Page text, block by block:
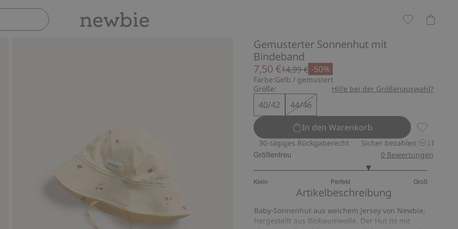
Gemusterter Sonnenhut mit
Bindeband
7,50 €14,99 € -50%
Farbe:Gelb / gemustert
Größe:
Hilfe bei der Größenauswahl?
40/42
44/46
In den Warenkorb
Sicher bezahlen mit PayPal & Apple Pay 30-tägiges Rückgaberecht Sicher bezahlen mit PayPal &
Größentreu
Klein Perfekt Groß
von
3
0 Bewertungen
Artikelbeschreibung
Baby-Sonnenhut aus weichem Jersey von Newbie,
hergestellt aus Biobaumwolle. Der Hut ist mit